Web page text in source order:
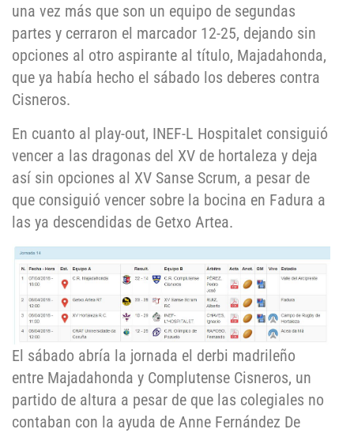
una vez más que son un equipo de segundas
partes y cerraron el marcador 12-25, dejando sin
opciones al otro aspirante al título, Majadahonda,
que ya había hecho el sábado los deberes contra
Cisneros.
En cuanto al play-out, INEF-L Hospitalet consiguió
vencer a las dragonas del XV de hortaleza y deja
así sin opciones al XV Sanse Scrum, a pesar de
que consiguió vencer sobre la bocina en Fadura a
las ya descendidas de Getxo Artea.
El sábado abría la jornada el derbi madrileño
entre Majadahonda y Complutense Cisneros, un
partido de altura a pesar de que las colegiales no
contaban con la ayuda de Anne Fernández De